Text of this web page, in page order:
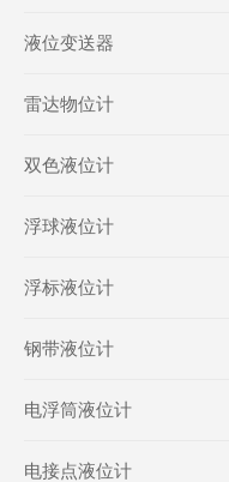
液位变送器
雷达物位计
双色液位计
浮球液位计
浮标液位计
钢带液位计
电浮筒液位计
电接点液位计